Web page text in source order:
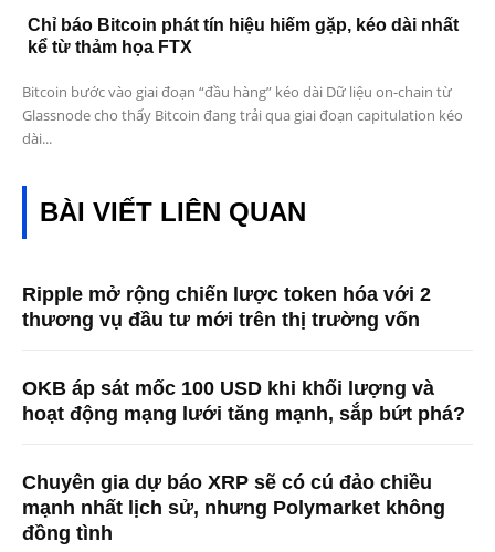
Chỉ báo Bitcoin phát tín hiệu hiếm gặp, kéo dài nhất
kể từ thảm họa FTX
Bitcoin bước vào giai đoạn “đầu hàng” kéo dài Dữ liệu on-chain từ
Glassnode cho thấy Bitcoin đang trải qua giai đoạn capitulation kéo
dài...
BÀI VIẾT LIÊN QUAN
Ripple mở rộng chiến lược token hóa với 2
thương vụ đầu tư mới trên thị trường vốn
OKB áp sát mốc 100 USD khi khối lượng và
hoạt động mạng lưới tăng mạnh, sắp bứt phá?
Chuyên gia dự báo XRP sẽ có cú đảo chiều
mạnh nhất lịch sử, nhưng Polymarket không
đồng tình